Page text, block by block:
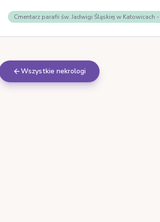
Cmentarz parafii św. Jadwigi Śląskiej w Katowicach
Wszystkie nekrologi